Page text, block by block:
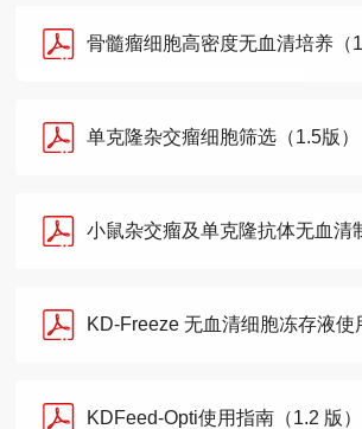
骨髓瘤细胞高密度无血清培养（
单克隆杂交瘤细胞筛选（1.5版）
小鼠杂交瘤及单克隆抗体无血清制备（
KD-Freeze 无血清细胞冻存液使用说明（
KDFeed-Opti使用指南（1.2 版）